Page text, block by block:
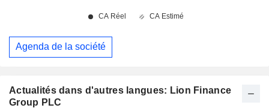
Actualités dans d'autres langues: Lion Finance
Group PLC
Agenda de la société